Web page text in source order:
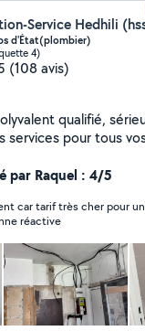
Service Hedhili
d'État(plombier)
4)
(108 avis)
services pour tous
et de finition. Plomberie &
Installation,
éviers, lavabos,
Intervention
&
électriques,
en sécurité. Maçonnerie,
travaux de
et revêtements
par Raquel : 4/5
car tarif très cher pour
réactive